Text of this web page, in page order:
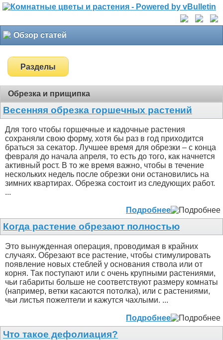
Обзор статей
Разделы
Обрезка и прищипка
Весенняя обрезка горшечных растений
Для того чтобы горшечные и кадочные растения
сохраняли свою форму, хотя бы раз в год приходится
браться за секатор. Лучшее время для обрезки – с конца
февраля до начала апреля, то есть до того, как начнется
активный рост. В то же время важно, чтобы в течение
нескольких недель после обрезки они остановились на
зимних квартирах. Обрезка состоит из следующих работ.
...
Подробнее
Когда растение обрезают полностью
Это вынужденная операция, проводимая в крайних
случаях. Обрезают все растение, чтобы стимулировать
появление новых стеблей у основания ствола или от
корня. Так поступают или с очень крупными растениями,
чьи габариты больше не соответствуют размеру комнаты
(например, ветки касаются потолка), или с растениями,
чьи листья пожелтели и кажутся чахлыми. ...
Подробнее
Что такое дефолиация?